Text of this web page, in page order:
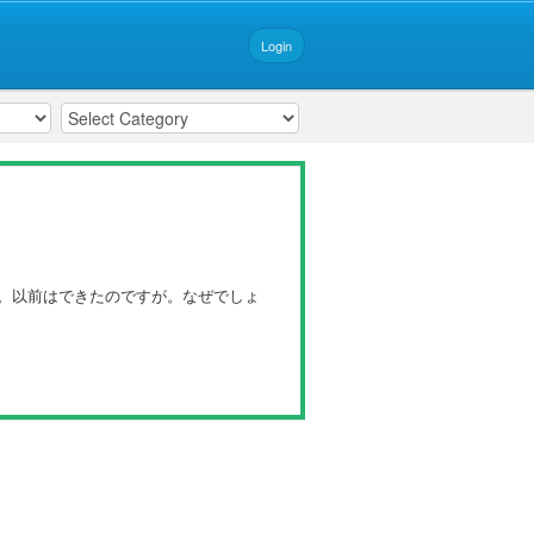
Login
前はできたのですが。なぜでしょ